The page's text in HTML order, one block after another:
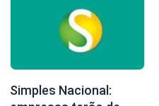
Simples Nacional: